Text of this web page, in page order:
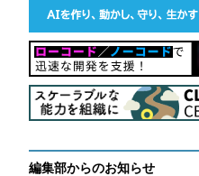
編集部からのお知らせ